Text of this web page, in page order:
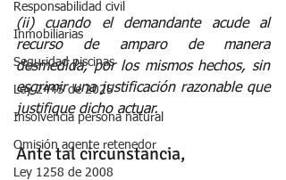
Responsabilidad civil
Inmobiliarias
Seguridad piscinas
Ley 2445 de 2025
Insolvencia persona natural
Omisión agente retenedor
Ley 1258 de 2008
(ii) cuando el demandante acude al
recurso de amparo de manera
desmedida, por los mismos hechos, sin
esgrimir una justificación razonable que
justifique dicho actuar.
Ante tal circunstancia,